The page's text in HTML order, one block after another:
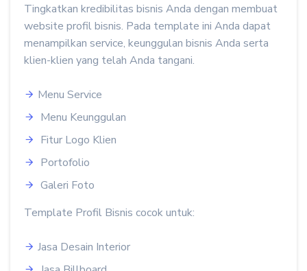
Tingkatkan kredibilitas bisnis Anda dengan membuat
website profil bisnis. Pada template ini Anda dapat
menampilkan service, keunggulan bisnis Anda serta
klien-klien yang telah Anda tangani.
Menu Service
Menu Keunggulan
Fitur Logo Klien
Portofolio
Galeri Foto
Template Profil Bisnis cocok untuk:
Jasa Desain Interior